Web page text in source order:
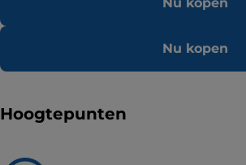
Nu kopen
Hoogtepunten